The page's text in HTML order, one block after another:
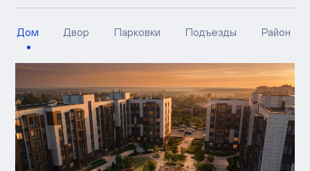
Дом Двор Парковки Подъезды Район